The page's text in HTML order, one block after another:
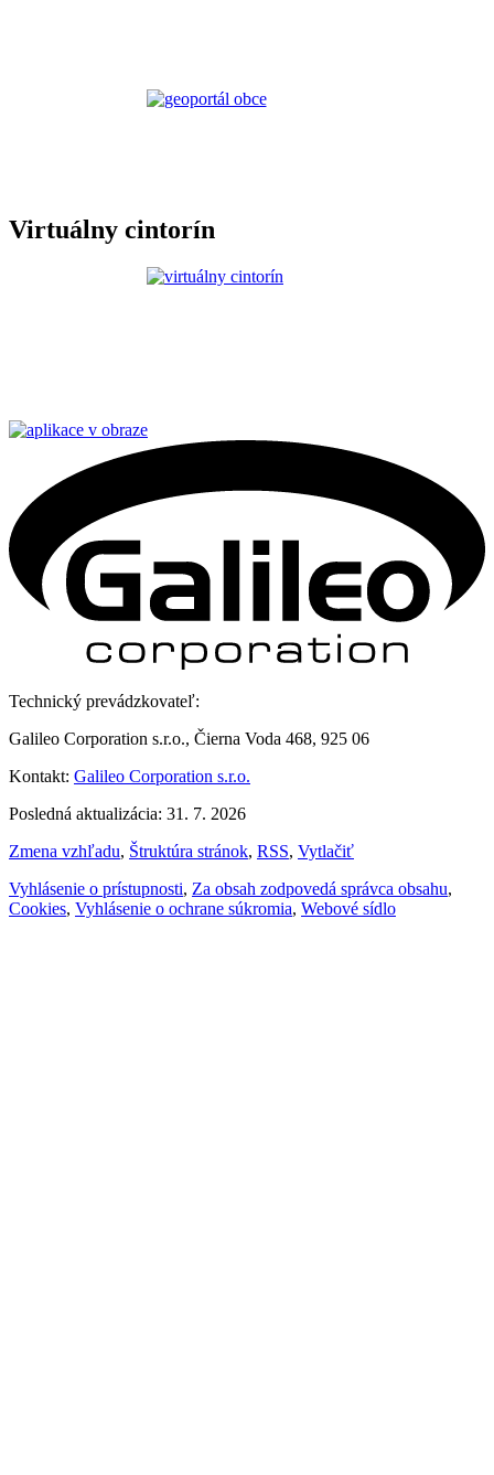
Virtuálny cintorín
Technický prevádzkovateľ:
Galileo Corporation s.r.o., Čierna Voda 468, 925 06
Kontakt: Galileo Corporation s.r.o.
Posledná aktualizácia: 31. 7. 2026
Zmena vzhľadu, Štruktúra stránok, RSS, Vytlačiť
Vyhlásenie o prístupnosti, Za obsah zodpovedá správca obsahu,
Cookies, Vyhlásenie o ochrane súkromia, Webové sídlo